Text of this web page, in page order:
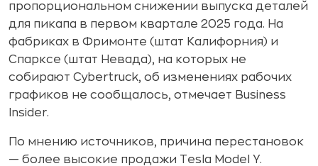
пропорциональном снижении выпуска деталей
для пикапа в первом квартале 2025 года. На
фабриках в Фримонте (штат Калифорния) и
Спарксе (штат Невада), на которых не
собирают Cybertruck, об изменениях рабочих
графиков не сообщалось, отмечает Business
Insider.
По мнению источников, причина перестановок
— более высокие продажи Tesla Model Y.